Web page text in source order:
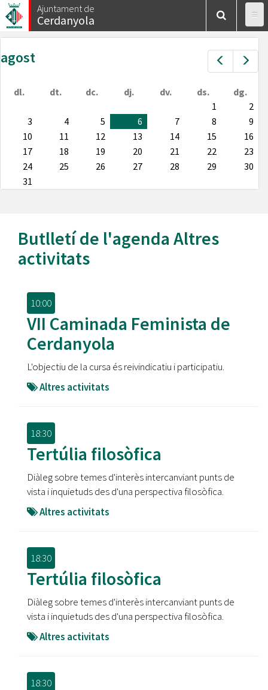
Vés
al
contingut
Ajuntament de
Cerdanyola
Prev
agost
dl. dt. dc. dj. dv. ds.
dg.
1
2
3
4 5 6 7 8
9
10
11 12 13 14 15
16
17
18 19 20 21 22
23
24
25 26 27 28 29
30
31
Butlletí de l'agenda Altres
activitats
10:00
VII Caminada Feminista de
Cerdanyola
L'objectiu de la cursa és reivindicatiu i participatiu.
Altres activitats
18:30
Tertúlia filosòfica
Diàleg sobre temes d'interès intercanviant punts de
vista i inquietuds des d'una perspectiva filosòfica.
Altres activitats
18:30
Tertúlia filosòfica
Diàleg sobre temes d'interès intercanviant punts de
vista i inquietuds des d'una perspectiva filosòfica.
Altres activitats
18:30